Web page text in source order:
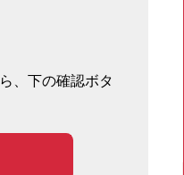
、下の確認ボタ